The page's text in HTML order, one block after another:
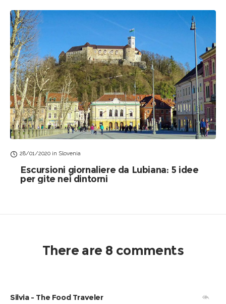
28/01/2020 in Slovenia
Escursioni giornaliere da Lubiana: 5 idee
per gite nei dintorni
There are 8 comments
Silvia - The Food Traveler